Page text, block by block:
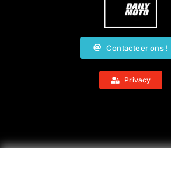
Contacteer ons !
Privacy